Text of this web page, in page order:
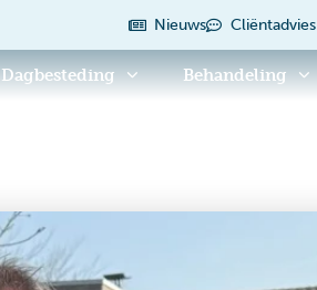
Nieuws Cliëntadvies
Dagbesteding Behandeling